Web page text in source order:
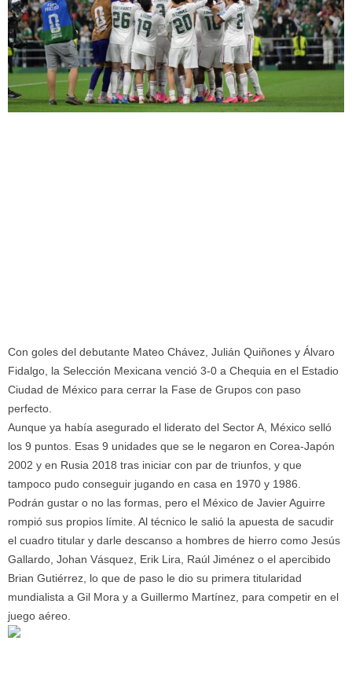
Con goles del debutante Mateo Chávez, Julián Quiñones y Álvaro
Fidalgo, la Selección Mexicana venció 3-0 a Chequia en el Estadio
Ciudad de México para cerrar la Fase de Grupos con paso
perfecto.
Aunque ya había asegurado el liderato del Sector A, México selló
los 9 puntos. Esas 9 unidades que se le negaron en Corea-Japón
2002 y en Rusia 2018 tras iniciar con par de triunfos, y que
tampoco pudo conseguir jugando en casa en 1970 y 1986.
Podrán gustar o no las formas, pero el México de Javier Aguirre
rompió sus propios límite. Al técnico le salió la apuesta de sacudir
el cuadro titular y darle descanso a hombres de hierro como Jesús
Gallardo, Johan Vásquez, Erik Lira, Raúl Jiménez o el apercibido
Brian Gutiérrez, lo que de paso le dio su primera titularidad
mundialista a Gil Mora y a Guillermo Martínez, para competir en el
juego aéreo.